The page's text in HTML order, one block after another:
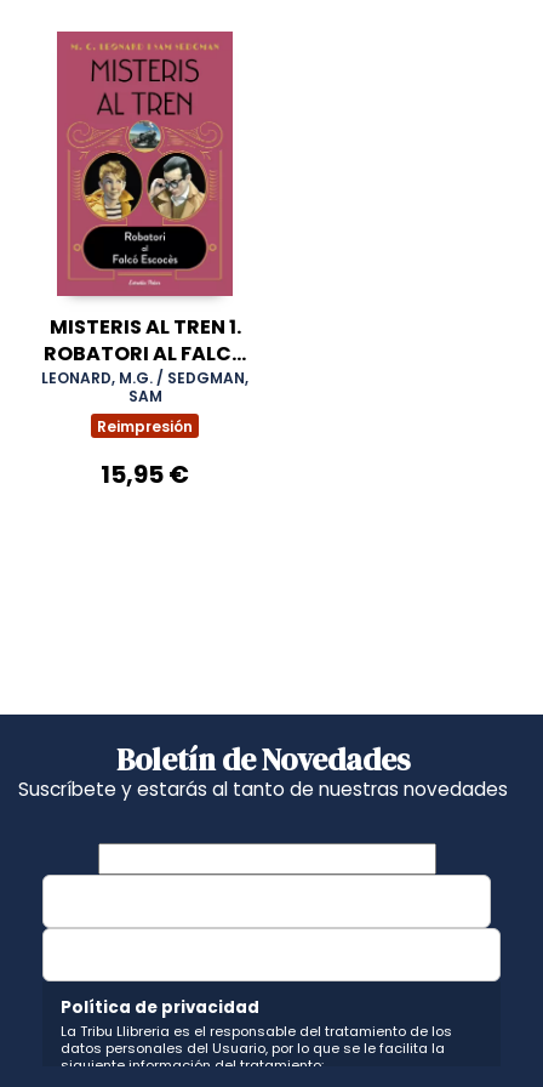
MISTERIS AL TREN 1.
ROBATORI AL FALCÓ
ESCOCÈS
LEONARD, M.G. / SEDGMAN,
SAM
Reimpresión
15,95 €
Boletín de Novedades
Suscríbete y estarás al tanto de nuestras novedades
Política de privacidad
La Tribu Llibreria es el responsable del tratamiento de los
datos personales del Usuario, por lo que se le facilita la
siguiente información del tratamiento: